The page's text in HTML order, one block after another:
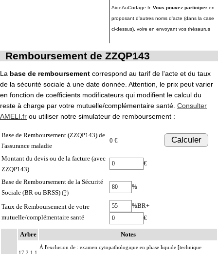
AideAuCodage.fr. Vous pouvez participer en
proposant d'autres noms d'acte (dans la case
ci-dessus), voire en envoyant vos thésaurus
Remboursement de ZZQP143
La base de remboursement correspond au tarif de l'acte et du taux
de la sécurité sociale à une date donnée. Attention, le prix peut varier
en fonction de coefficients modificateurs qui modifient le calcul du
reste à charge par votre mutuelle/complémentaire santé. Consulter
AMELI.fr ou utiliser notre simulateur de remboursement :
Base de Remboursement (ZZQP143) de
l'assurance maladie
0 € Calculer
Montant du devis ou de la facture (avec
ZZQP143)
€
Base de Remboursement de la Sécurité
Sociale (BR ou BRSS) (?)
%
Taux de Remboursement de votre
mutuelle/complémentaire santé
%BR+
€
Arbre Notes
17.2.1.1
À l'exclusion de : examen cytopathologique en phase liquide [technique